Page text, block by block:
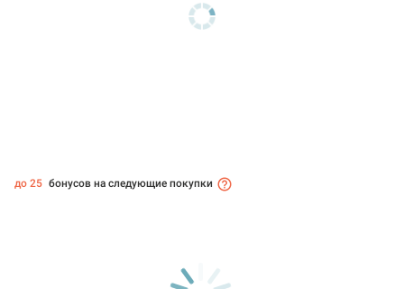
до 25 бонусов на следующие покупки